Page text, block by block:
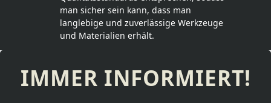
man sicher sein kann, dass man
langlebige und zuverlässige Werkzeuge
und Materialien erhält.
IMMER INFORMIERT!